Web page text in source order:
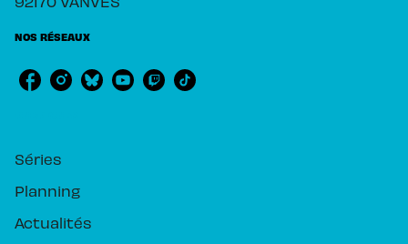
NOS RÉSEAUX
Séries
Planning
Actualités